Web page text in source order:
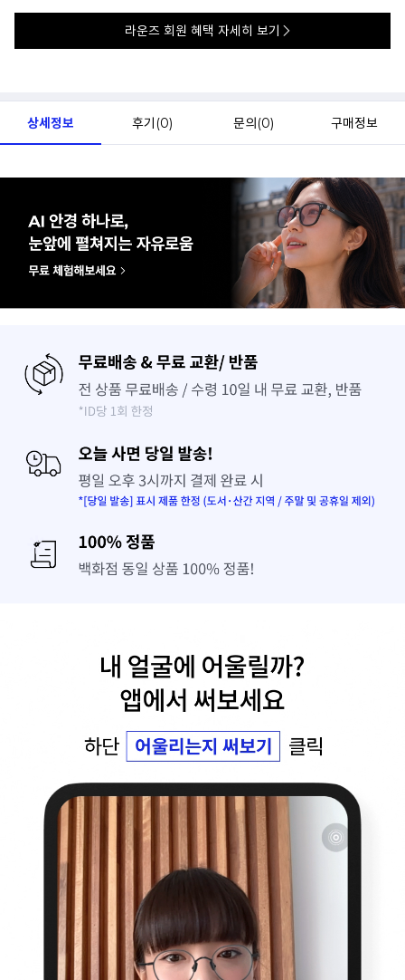
라운즈 회원 혜택 자세히 보기
상세정보 후기(0) 문의(0) 구매정보